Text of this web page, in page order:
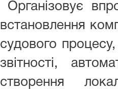
Організовує
встановлення
судового
звітності,
створення